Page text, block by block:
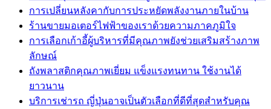
การเปลี่ยนหลังคากับการประหยัดพลังงานภายในบ้าน
ร้านขายมอเตอร์ไฟฟ้าของเราด้วยความภาคภูมิใจ
การเลือกเก้าอี้ผู้บริหารที่มีคุณภาพยังช่วยเสริมสร้างภาพ
ลักษณ์
ถังพลาสติกคุณภาพเยี่ยม แข็งแรงทนทาน ใช้งานได้
ยาวนาน
บริการเช่ารถ ญี่ปุ่นอาจเป็นตัวเลือกที่ดีที่สุดสำหรับคุณ